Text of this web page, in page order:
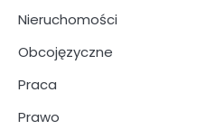
Nieruchomości
Obcojęzyczne
Praca
Prawo